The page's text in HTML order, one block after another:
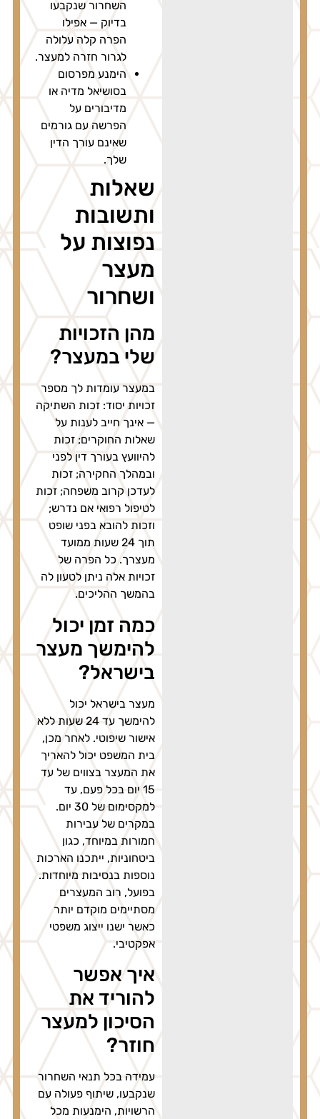
השחרור שנקבעו
בדיוק — אפילו
הפרה קלה עלולה
לגרור חזרה למעצר.
הימנע מפרסום
בסושיאל מדיה או
מדיבורים על
הפרשה עם גורמים
שאינם עורך הדין
שאלות
ותשובות
נפוצות על
מעצר
ושחרור
מהן הזכויות
שלי במעצר?
במעצר עומדות לך מספר
זכויות יסוד: זכות השתיקה
— אינך חייב לענות על
שאלות החוקרים; זכות
להיוועץ בעורך דין לפני
ובמהלך החקירה; זכות
לעדכן קרוב משפחה; זכות
לטיפול רפואי אם נדרש;
וזכות להובא בפני שופט
תוך 24 שעות ממועד
מעצרך. כל הפרה של
זכויות אלה ניתן לטעון לה
בהמשך ההליכים.
כמה זמן יכול
להימשך מעצר
בישראל?
מעצר בישראל יכול
להימשך עד 24 שעות ללא
אישור שיפוטי. לאחר מכן,
בית המשפט יכול להאריך
את המעצר בצווים של עד
15 יום בכל פעם, עד
למקסימום של 30 יום.
במקרים של עבירות
חמורות במיוחד, כגון
ביטחוניות, ייתכנו הארכות
נוספות בנסיבות מיוחדות.
בפועל, רוב המעצרים
מסתיימים מוקדם יותר
כאשר ישנו ייצוג משפטי
אפקטיבי.
איך אפשר
להוריד את
הסיכון למעצר
חוזר?
עמידה בכל תנאי השחרור
שנקבעו, שיתוף פעולה עם
הרשויות, הימנעות מכל